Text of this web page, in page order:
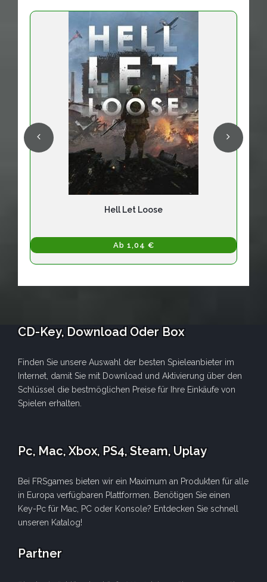
Hell Let Loose
Ab 1,04 €
CD-Key, Download Oder Box
Finden Sie unsere Auswahl der besten Spieleanbieter im
Internet, damit Sie mit Download und Aktivierung über den
Schlüssel die bestmöglichen Preise für Ihre Einkäufe von
Spielen erhalten.
Pc, Mac, Xbox, PS4, Steam, Uplay
Bei FRSgames bieten wir ein Maximum an Produkten für alle
in Europa verfügbaren Plattformen. Benötigen Sie einen
Key-Pc für Mac, PC oder Konsole? Entdecken Sie schnell
unseren Katalog!
Partner